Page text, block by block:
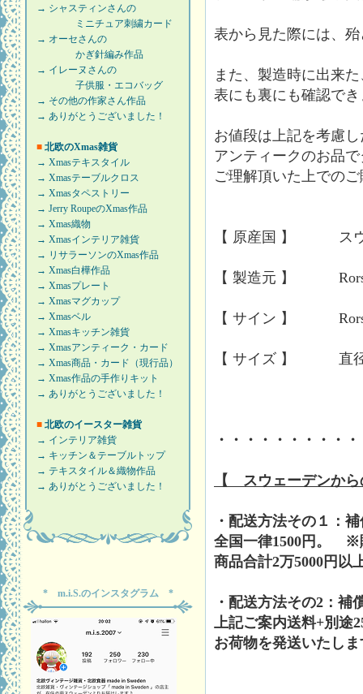
→ シャスティンさんの
ミニチュア刺繍カード
→ オーセさんの
かぎ針編み作品
→ イレーヌさんの
子供服・エコバッグ
→ その他の作家さん作品
→ ありがとうございました！
■ 北欧のXmas雑貨
→ Xmasテキスタイル
→ Xmasテーブルクロス
→ Xmasタペストリー
→ Jerry RoupeのXmas作品
→ Xmas織物
→ Xmasインテリア雑貨
→ リサラーソンのXmas作品
→ Xmas白樺作品
→ Xmasプレート
→ Xmasマグカップ
→ Xmasベル
→ Xmasキッチン雑貨
→ Xmasアンティーク・カード
→ Xmas商品・カード（現行品）
→ Xmas作品の手作りキット
→ ありがとうございました！
■ 北欧のイースター雑貨
→ インテリア雑貨
→ キッチン＆テーブルトップ
→ テキスタイル＆織物作品
→ ありがとうございました！
* m.i.S.のインスタグラム *
表から見た際には、
また、製造時に出来
表にも裏にも確認で
お値段は上記を考慮
アンティークのお品
ご理解頂いた上での
【 原産国 】 スウ
【 製造元 】
【 サイン 】
【 サイズ 】 直
・・・・・・・・・
【 スウェーデンか
・配送方法その１：
全国一律1500円。 ※
商品合計2万5000円以
・配送方法その2：補
上記ご案内送料+別途
お荷物を発送いたし